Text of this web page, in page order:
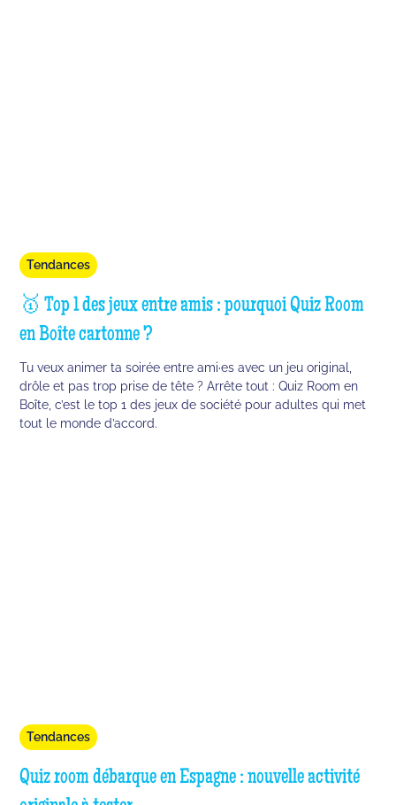
Tendances
🥇 Top 1 des jeux entre amis : pourquoi Quiz Room
en Boîte cartonne ?
Tu veux animer ta soirée entre ami·es avec un jeu original,
drôle et pas trop prise de tête ? Arrête tout : Quiz Room en
Boîte, c’est le top 1 des jeux de société pour adultes qui met
tout le monde d’accord.
Tendances
Quiz room débarque en Espagne : nouvelle activité